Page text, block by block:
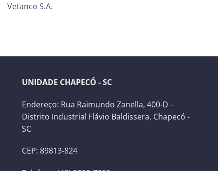
Vetanco S.A.
UNIDADE CHAPECÓ - SC
Endereço: Rua Raimundo Zanella, 400-D -
Distrito Industrial Flávio Baldissera, Chapecó -
SC
CEP: 89813-824